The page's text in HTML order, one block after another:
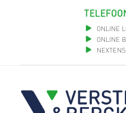
ONLINE
ONLINE